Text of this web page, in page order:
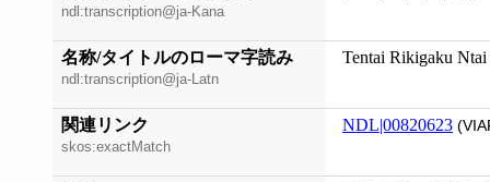
ndl:transcription@ja-Kana
名称/タイトルのローマ字読み
ndl:transcription@ja-Latn
Tentai Rikigaku
関連リンク
skos:exactMatch
NDL|00820623